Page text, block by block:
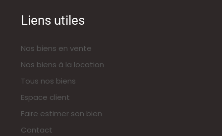
Liens utiles
Nos biens en vente
Nos biens à la location
Tous nos biens
Espace client
Faire estimer son bien
Contact